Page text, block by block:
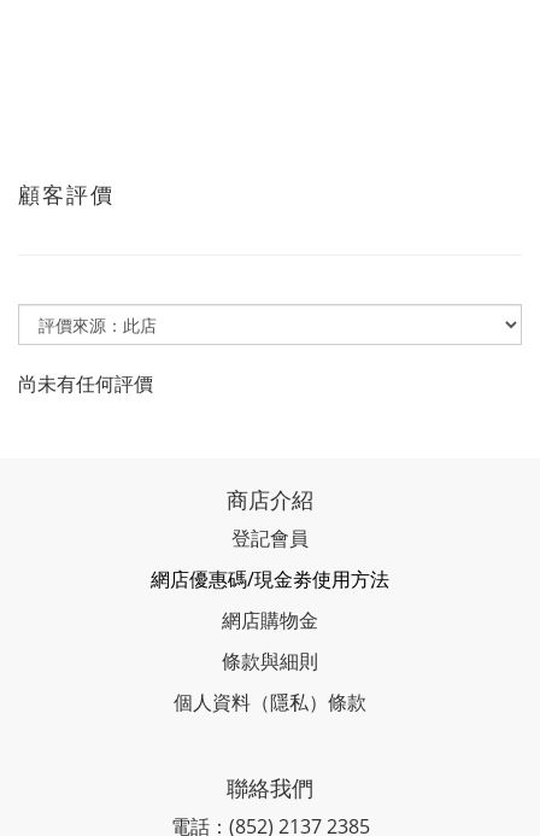
顧客評價
尚未有任何評價
商店介紹
登記會員
網店優惠碼/現金劵使用方法
網店購物金
條款與細則
個人資料（隱私）條款
聯絡我們
電話：(852) 2137 2385